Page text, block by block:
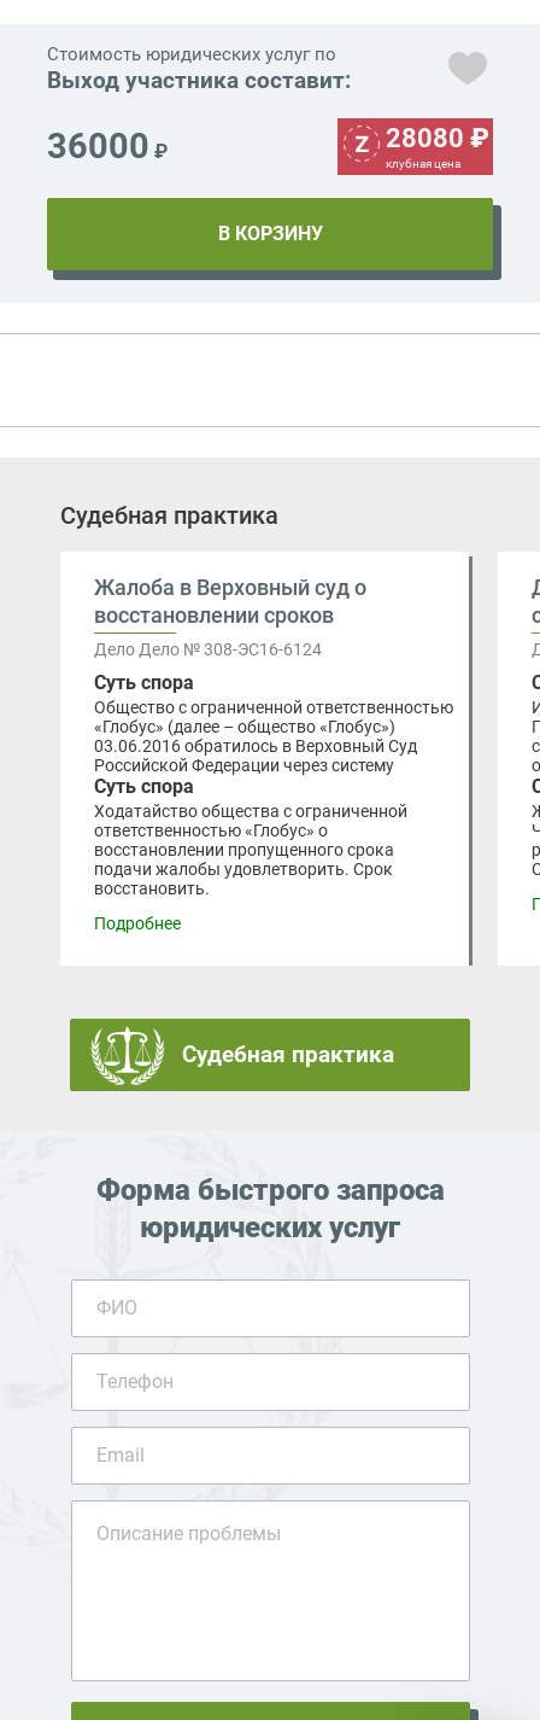
Стоимость юридических услуг по
Выход участника составит:
36000 ₽ 28080 ₽
клубная цена
Судебная практика
Жалоба в Верховный суд о
восстановлении сроков
Дело Дело № 308-ЭС16-6124
Суть спора
Общество с ограниченной ответственностью
«Глобус» (далее – общество «Глобус»)
03.06.2016 обратилось в Верховный Суд
Российской Федерации через систему
Суть спора
Ходатайство общества с ограниченной
ответственностью «Глобус» о
восстановлении пропущенного срока
подачи жалобы удовлетворить. Срок
восстановить.
Подробнее
Судебная практика
Форма быстрого запроса
юридических услуг